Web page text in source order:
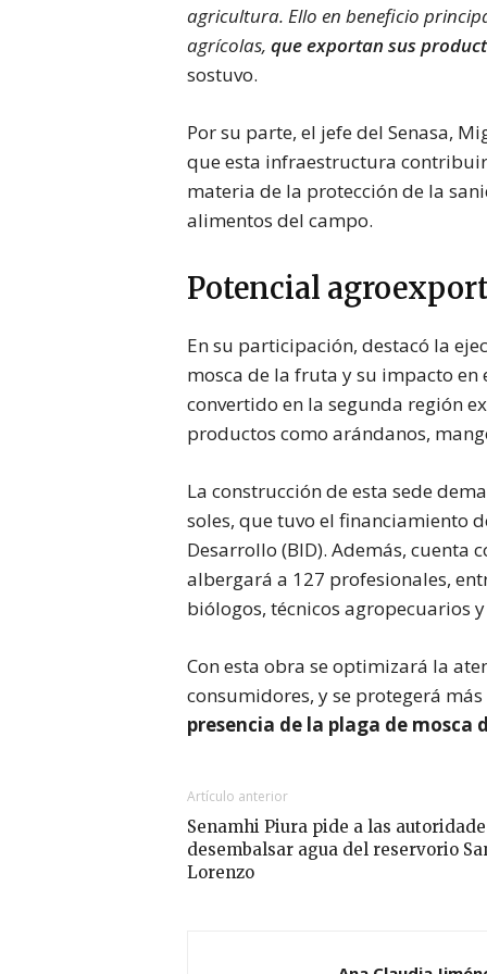
agricultura. Ello en beneficio
agrícolas, que exportan sus
sostuvo.
Por su parte, el jefe del Senasa,
que esta infraestructura
materia de la protección de la
alimentos del campo.
Potencial
En su participación, destacó la
mosca de la fruta y su impacto
convertido en la segunda región
productos como arándanos,
La construcción de esta sede
soles, que tuvo el financiamiento
Desarrollo (BID). Además, cuenta
albergará a 127 profesionales,
biólogos, técnicos agropecuarios
Con esta obra se optimizará la
consumidores, y se protegerá
presencia de la plaga de mosca
Artículo anterior
Senamhi Piura pide a las
desembalsar agua del reservorio
Lorenzo